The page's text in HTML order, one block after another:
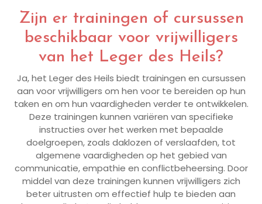
Zijn er trainingen of cursussen
beschikbaar voor vrijwilligers
van het Leger des Heils?
Ja, het Leger des Heils biedt trainingen en cursussen
aan voor vrijwilligers om hen voor te bereiden op hun
taken en om hun vaardigheden verder te ontwikkelen.
Deze trainingen kunnen variëren van specifieke
instructies over het werken met bepaalde
doelgroepen, zoals daklozen of verslaafden, tot
algemene vaardigheden op het gebied van
communicatie, empathie en conflictbeheersing. Door
middel van deze trainingen kunnen vrijwilligers zich
beter uitrusten om effectief hulp te bieden aan